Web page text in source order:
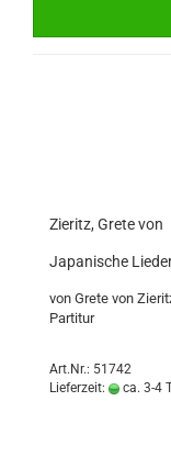
Zieritz, Grete von
Japanische
von Grete von
Partitur
Art.Nr.: 51742
Lieferzeit:
ca. 3-4